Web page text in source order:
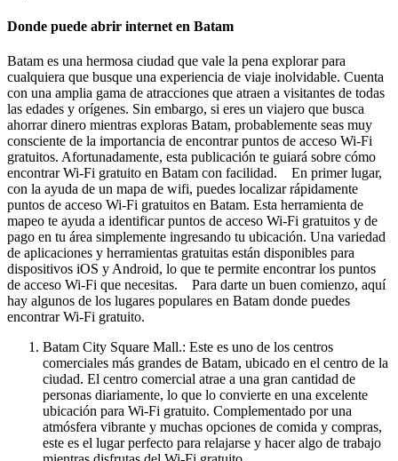
Donde puede abrir internet en Batam
Batam es una hermosa ciudad que vale la pena explorar para
cualquiera que busque una experiencia de viaje inolvidable. Cuenta
con una amplia gama de atracciones que atraen a visitantes de todas
las edades y orígenes. Sin embargo, si eres un viajero que busca
ahorrar dinero mientras exploras Batam, probablemente seas muy
consciente de la importancia de encontrar puntos de acceso Wi-Fi
gratuitos. Afortunadamente, esta publicación te guiará sobre cómo
encontrar Wi-Fi gratuito en Batam con facilidad. En primer lugar,
con la ayuda de un mapa de wifi, puedes localizar rápidamente
puntos de acceso Wi-Fi gratuitos en Batam. Esta herramienta de
mapeo te ayuda a identificar puntos de acceso Wi-Fi gratuitos y de
pago en tu área simplemente ingresando tu ubicación. Una variedad
de aplicaciones y herramientas gratuitas están disponibles para
dispositivos iOS y Android, lo que te permite encontrar los puntos
de acceso Wi-Fi que necesitas. Para darte un buen comienzo, aquí
hay algunos de los lugares populares en Batam donde puedes
encontrar Wi-Fi gratuito.
Batam City Square Mall.: Este es uno de los centros
comerciales más grandes de Batam, ubicado en el centro de la
ciudad. El centro comercial atrae a una gran cantidad de
personas diariamente, lo que lo convierte en una excelente
ubicación para Wi-Fi gratuito. Complementado por una
atmósfera vibrante y muchas opciones de comida y compras,
este es el lugar perfecto para relajarse y hacer algo de trabajo